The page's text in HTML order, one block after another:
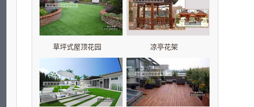
草坪式屋顶花园 凉亭花架